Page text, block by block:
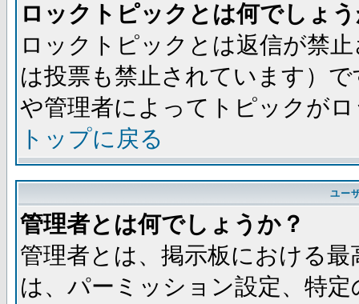
ロックトピックとは何でしょ
ロックトピックとは返信が禁
は投票も禁止されています）
や管理者によってトピックが
トップに戻る
ユー
管理者とは何でしょうか？
管理者とは、掲示板における
は、パーミッション設定、特